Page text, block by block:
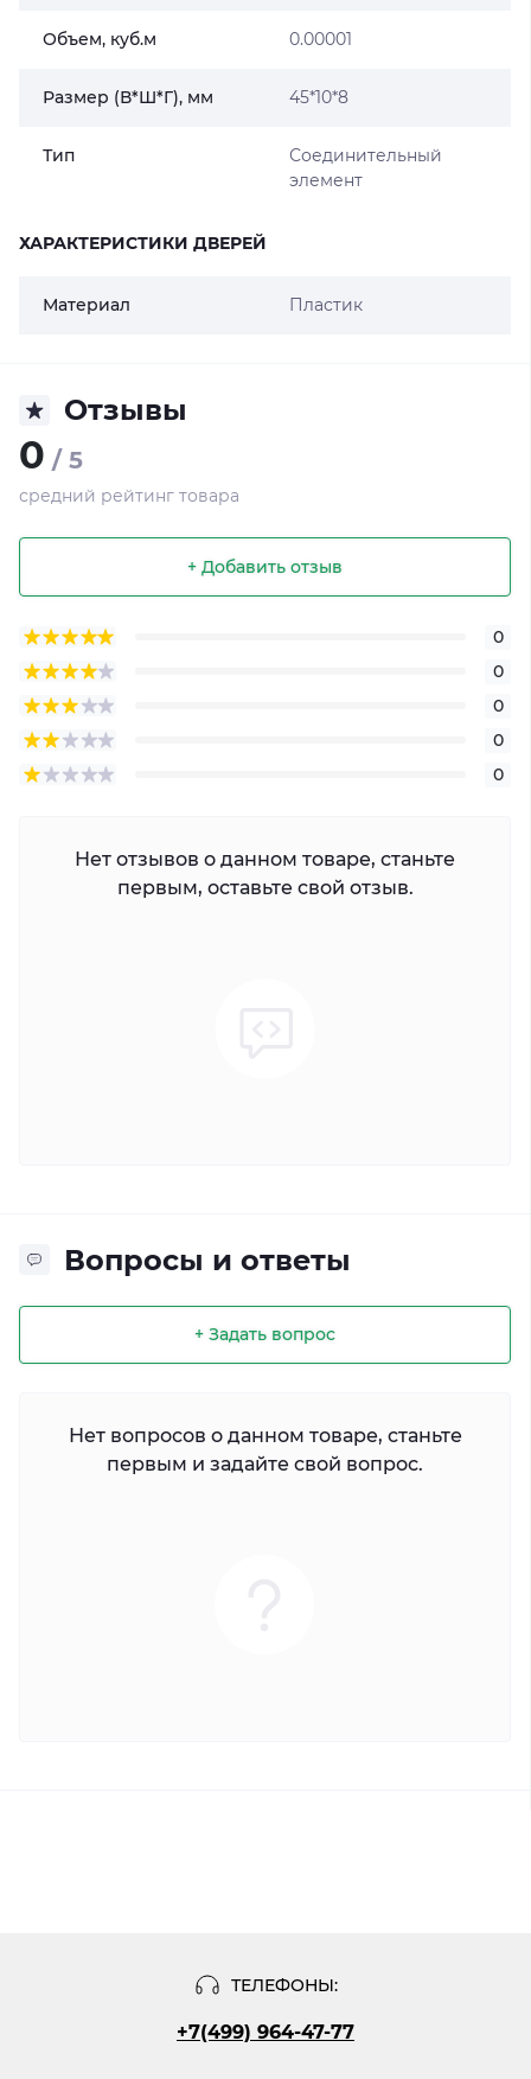
Объем, куб.м 0.00001
Размер (В*Ш*Г), мм 45*10*8
Тип
Соединительный
элемент
ХАРАКТЕРИСТИКИ ДВЕРЕЙ
Материал Пластик
Отзывы
0 / 5
средний рейтинг товара
+ Добавить отзыв
0
0
0
0
0
Нет отзывов о данном товаре, станьте
первым, оставьте свой отзыв.
Вопросы и ответы
+ Задать вопрос
Нет вопросов о данном товаре, станьте
первым и задайте свой вопрос.
ТЕЛЕФОНЫ:
+7(499) 964-47-77